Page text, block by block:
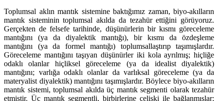
Toplumsal aklın mantık sistemine baktığımız zaman, biyo-akılların
mantık sisteminin toplumsal akılda da tezahür ettiğini görüyoruz.
Gerçekten de felsefe tarihinde, düşünürlerin bir kısmı göreceleme
mantığını (ya da diyalektik mantığı), bir kısmı da özdeşleme
mantığını (ya da formel mantığı) toplumsallaştırıp taşımışlardır.
Göreceleme mantığını taşıyan düşünürler iki kola ayrılmış; hiçliğe
odaklı olanlar hiçliksel göreceleme (ya da idealist diyalektik)
mantığını; varlığa odaklı olanlar da varlıksal göreceleme (ya da
materyalist diyalektik) mantığını taşımışlardır. Böylece biyo-akılların
mantık sistemi, toplumsal akılda üç mantık segmenti olarak tezahür
etmiştir. Üç mantık segmentli, birbirlerine çelişki ile bağlanmışlar;